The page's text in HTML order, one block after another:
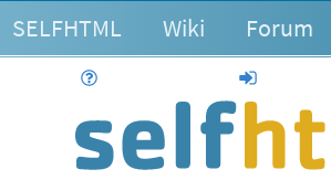
SELFHTML Wiki Forum
anmelden